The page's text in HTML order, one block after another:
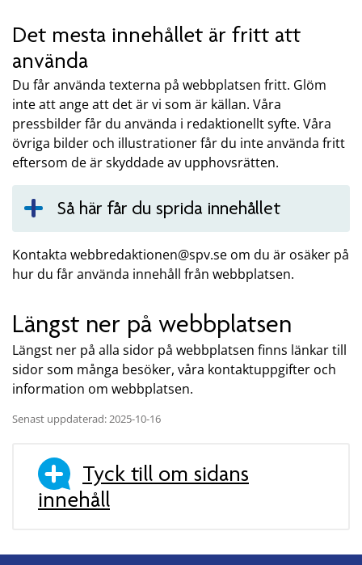
Det mesta innehållet är fritt att
använda
Du får använda texterna på webbplatsen fritt. Glöm
inte att ange att det är vi som är källan. Våra
pressbilder får du använda i redaktionellt syfte. Våra
övriga bilder och illustrationer får du inte använda fritt
eftersom de är skyddade av upphovsrätten.
Så här får du sprida innehållet
Kontakta webbredaktionen@spv.se om du är osäker på
hur du får använda innehåll från webbplatsen.
Längst ner på webbplatsen
Längst ner på alla sidor på webbplatsen finns länkar till
sidor som många besöker, våra kontaktuppgifter och
information om webbplatsen.
Senast uppdaterad: 2025-10-16
Tyck till om sidans
innehåll